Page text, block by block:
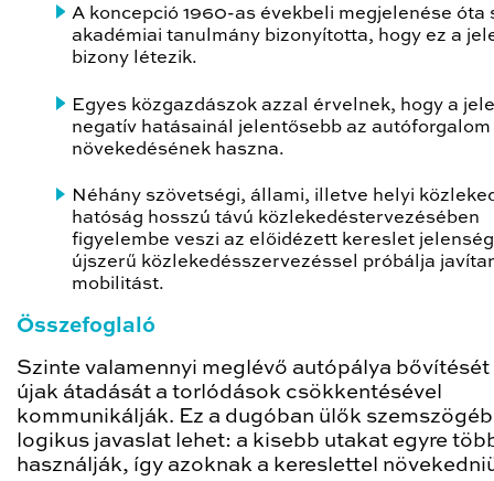
A koncepció 1960-as évekbeli megjelenése óta
akadémiai tanulmány bizonyította, hogy ez a
bizony létezik.
Egyes közgazdászok azzal érvelnek, hogy a
negatív hatásainál jelentősebb az autóforgalom
növekedésének haszna.
Néhány szövetségi, állami, illetve helyi
hatóság hosszú távú közlekedéstervezésében
figyelembe veszi az előidézett kereslet
újszerű közlekedésszervezéssel próbálja
mobilitást.
Összefoglaló
Szinte valamennyi meglévő autópálya bővítését
újak átadását a torlódások csökkentésével
kommunikálják. Ez a dugóban ülők
logikus javaslat lehet: a kisebb utakat egyre
használják, így azoknak a kereslettel